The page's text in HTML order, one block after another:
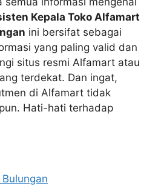
Kepala Toko Alfamart
ini bersifat sebagai
yang paling valid dan
situs resmi Alfamart atau
terdekat. Dan ingat,
di Alfamart tidak
Hati-hati terhadap